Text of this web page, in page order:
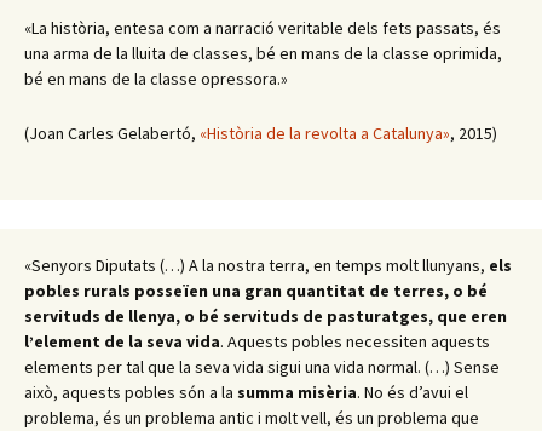
«La història, entesa com a narració veritable dels fets passats, és
una arma de la lluita de classes, bé en mans de la classe oprimida,
bé en mans de la classe opressora.»
(Joan Carles Gelabertó, «Història de la revolta a Catalunya», 2015)
«Senyors Diputats (…) A la nostra terra, en temps molt llunyans, els
pobles rurals posseïen una gran quantitat de terres, o bé
servituds de llenya, o bé servituds de pasturatges, que eren
l’element de la seva vida. Aquests pobles necessiten aquests
elements per tal que la seva vida sigui una vida normal. (…) Sense
això, aquests pobles són a la summa misèria. No és d’avui el
problema, és un problema antic i molt vell, és un problema que